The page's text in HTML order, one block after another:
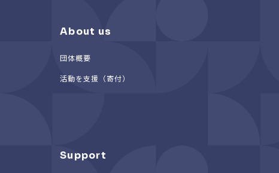
About us
団体概要
活動を支援（寄付）
Support